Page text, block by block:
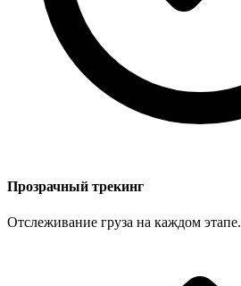
Прозрачный трекинг
Отслеживание груза на каждом этапе.